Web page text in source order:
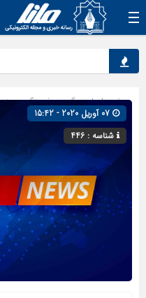
صفحه اصلی» گروه »فرهنگ و هنر
شناسه : 446